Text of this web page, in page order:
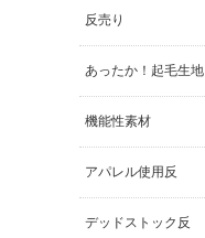
反売り
あったか！起毛生地
機能性素材
アパレル使用反
デッドストック反